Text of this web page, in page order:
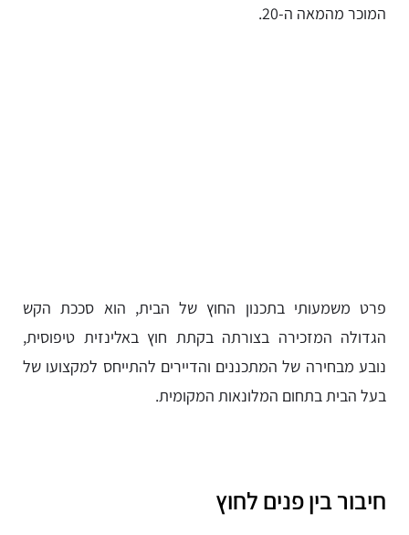
המוכר מהמאה ה-20.
פרט משמעותי בתכנון החוץ של הבית, הוא סככת הקש
הגדולה המזכירה בצורתה בקתת חוץ באלינזית טיפוסית,
נובע מבחירה של המתכננים והדיירים להתייחס למקצועו של
בעל הבית בתחום המלונאות המקומית.
חיבור בין פנים לחוץ